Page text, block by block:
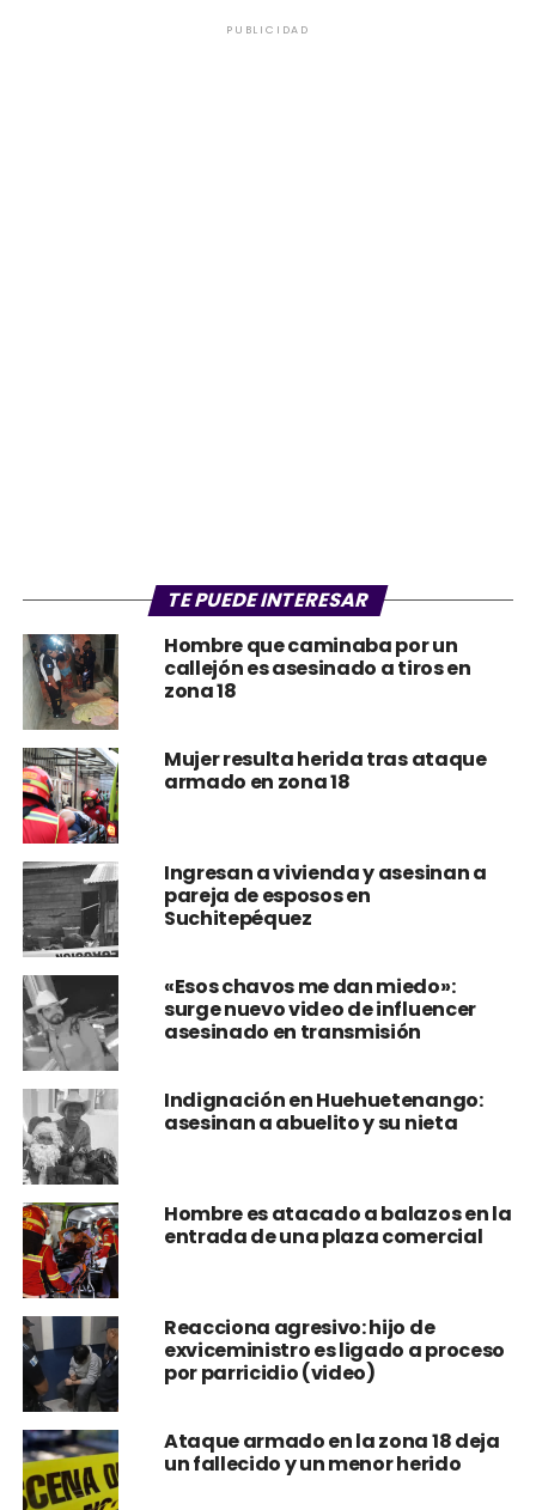
PUBLICIDAD
TE PUEDE INTERESAR
Hombre que caminaba por un
callejón es asesinado a tiros en
zona 18
Mujer resulta herida tras ataque
armado en zona 18
Ingresan a vivienda y asesinan a
pareja de esposos en
Suchitepéquez
«Esos chavos me dan miedo»:
surge nuevo video de influencer
asesinado en transmisión
Indignación en Huehuetenango:
asesinan a abuelito y su nieta
Hombre es atacado a balazos en la
entrada de una plaza comercial
Reacciona agresivo: hijo de
exviceministro es ligado a proceso
por parricidio (video)
Ataque armado en la zona 18 deja
un fallecido y un menor herido